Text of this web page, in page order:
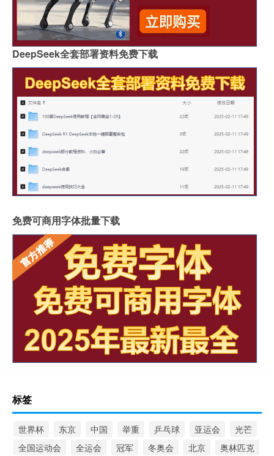
DeepSeek全套部署资料免费下载
免费可商用字体批量下载
标签
世界杯 东京 中国 举重 乒乓球 亚运会
光芒
全国运动会
全运会 冠军 冬奥会 北京
奥林匹克